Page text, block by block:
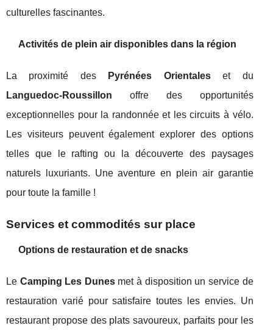
culturelles fascinantes.
Activités de plein air disponibles dans la région
La proximité des Pyrénées Orientaleset du
Languedoc-Roussillon offre des opportunités
exceptionnelles pour la randonnée et les circuits à vélo.
Les visiteurs peuvent également explorer des options
telles que le rafting ou la découverte des paysages
naturels luxuriants. Une aventure en plein air garantie
pour toute la famille !
Services et commodités sur place
Options de restauration et de snacks
Le Camping Les Dunesmet à disposition un service de
restauration varié pour satisfaire toutes les envies. Un
restaurant propose des plats savoureux, parfaits pour les